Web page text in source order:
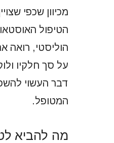
מכיוון שכפי
הטיפול
הוליסטי,
על סך חלקיו
דבר העשוי
המטופל.
מה להביא